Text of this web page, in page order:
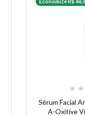
Economize R$
★ ★
Sérum Facial
A-Oxitive